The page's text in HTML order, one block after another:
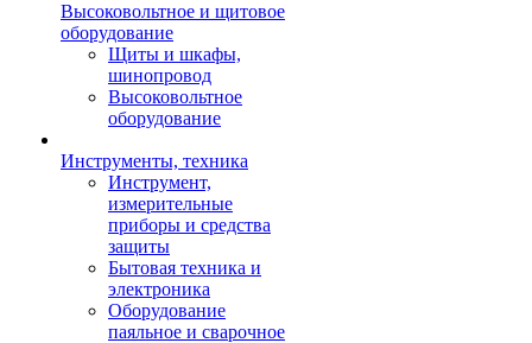
Высоковольтное и щитовое
оборудование
Щиты и шкафы,
шинопровод
Высоковольтное
оборудование
Инструменты, техника
Инструмент,
измерительные
приборы и средства
защиты
Бытовая техника и
электроника
Оборудование
паяльное и сварочное